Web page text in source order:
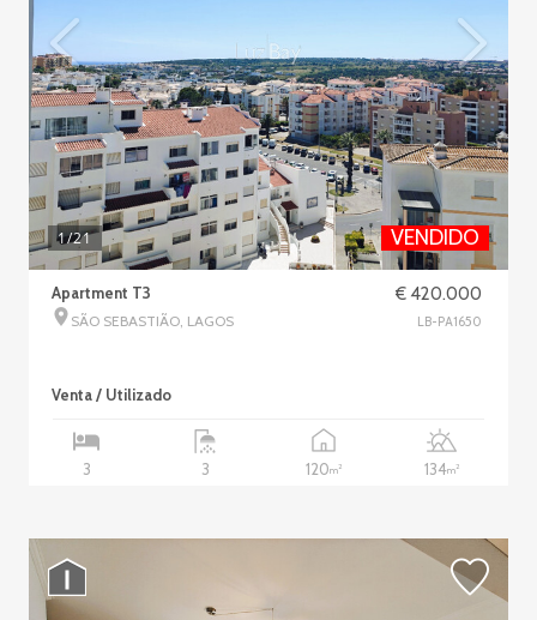
1/21 VENDIDO
Apartment T3
SÃO SEBASTIÃO, LAGOS
€ 420.000
LB-PA1650
Venta / Utilizado
3 3 120m2 134m2